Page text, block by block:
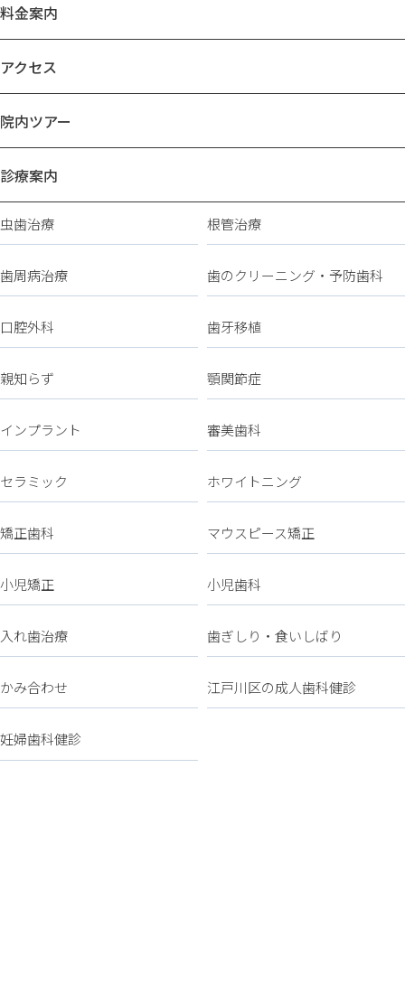
料金案内
アクセス
院内ツアー
診療案内
虫歯治療 根管治療
歯周病治療 歯のクリーニング・予防歯科
口腔外科 歯牙移植
親知らず 顎関節症
インプラント 審美歯科
セラミック ホワイトニング
矯正歯科 マウスピース矯正
小児矯正 小児歯科
入れ歯治療 歯ぎしり・食いしばり
かみ合わせ 江戸川区の成人歯科健診
妊婦歯科健診